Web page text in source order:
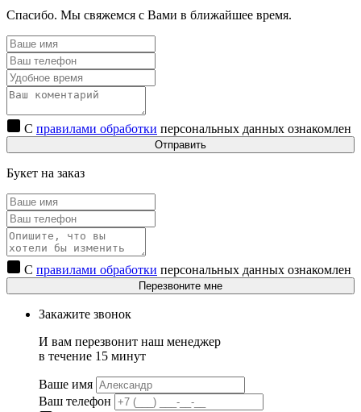
Спасибо. Мы свяжемся с Вами в ближайшее время.
С правилами обработки персональных данных ознакомлен
Отправить
Букет на заказ
С правилами обработки персональных данных ознакомлен
Перезвоните мне
Закажите звонок
И вам перезвонит наш менеджер
в течение 15 минут
Ваше имя
Ваш телефон